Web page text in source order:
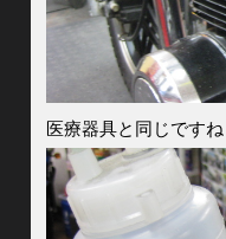
医療器具と同じですね